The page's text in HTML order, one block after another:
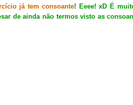
já tem consoante! Eeee! xD É
de ainda não termos visto as